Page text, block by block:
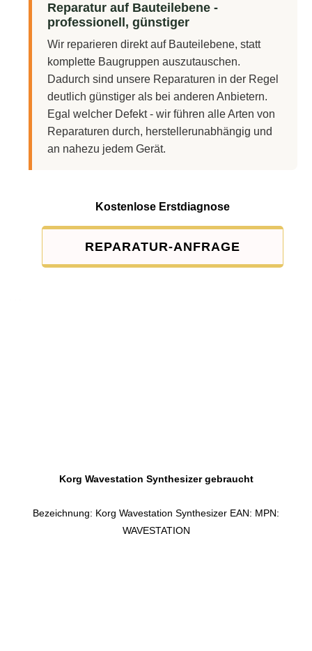
Reparatur auf Bauteilebene -
professionell, günstiger
Wir reparieren direkt auf Bauteilebene, statt
komplette Baugruppen auszutauschen.
Dadurch sind unsere Reparaturen in der Regel
deutlich günstiger als bei anderen Anbietern.
Egal welcher Defekt - wir führen alle Arten von
Reparaturen durch, herstellerunabhängig und
an nahezu jedem Gerät.
Kostenlose Erstdiagnose
REPARATUR-ANFRAGE
Korg Wavestation Synthesizer gebraucht
Bezeichnung: Korg Wavestation Synthesizer EAN: MPN:
WAVESTATION